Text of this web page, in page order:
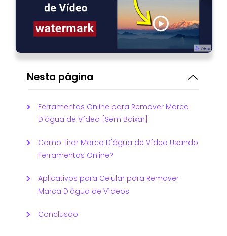
Nesta página
Ferramentas Online para Remover Marca
D'água de Vídeo [Sem Baixar]
Como Tirar Marca D'água de Vídeo Usando
Ferramentas Online?
Aplicativos para Celular para Remover
Marca D'água de Vídeos
Conclusão